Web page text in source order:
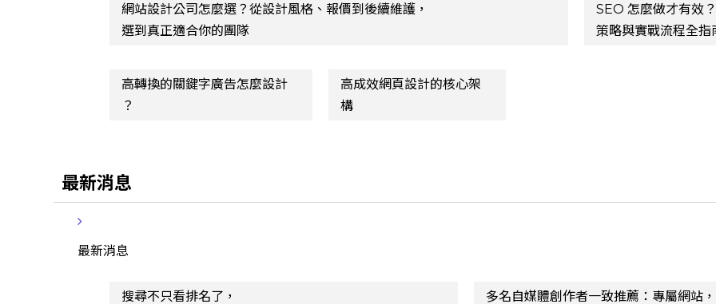
網站設計公司怎麼選？從設計風格、報價到後續維護，
選到真正適合你的團隊
SEO 怎麼做才有效
策略與實戰流程全指
高轉換的關鍵字廣告怎麼設計
？
高成效網頁設計的核心架
構
最新消息
最新消息
搜尋不只看排名了，
多名自媒體創作者一致推薦：專屬網站